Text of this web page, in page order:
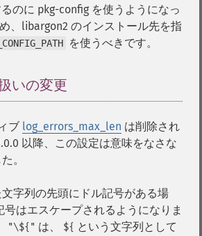
のに pkg-config を使うようになっ
、libargon2 のインストール先を指
を使うべきです。
いの変更
ブ log_errors_max_len は削除され
以降、この設定は意味をなさな
。
字列の先頭にドル記号がある場
号はエスケープされるようになりま
"\${" は、 ${ という文字列として